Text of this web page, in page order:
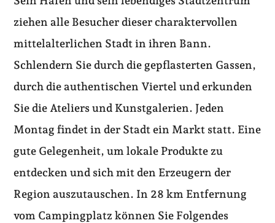
ziehen alle Besucher dieser charaktervollen
mittelalterlichen Stadt in ihren Bann.
Schlendern Sie durch die gepflasterten Gassen,
durch die authentischen Viertel und erkunden
Sie die Ateliers und Kunstgalerien. Jeden
Montag findet in der Stadt ein Markt statt. Eine
gute Gelegenheit, um lokale Produkte zu
entdecken und sich mit den Erzeugern der
Region auszutauschen. In 28 km Entfernung
vom Campingplatz können Sie Folgendes